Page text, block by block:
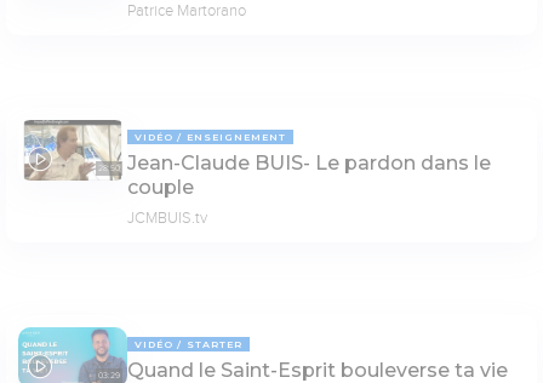
Patrice Martorano
28:50
VIDÉO ENSEIGNEMENT
Jean-Claude BUIS- Le pardon dans le
couple
JCMBUIS.tv
03:29
VIDÉO STARTER
Quand le Saint-Esprit bouleverse ta vie